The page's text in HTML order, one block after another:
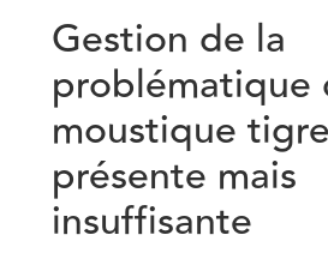
Gestion de la
problématique
moustique
présente mais
insuffisante